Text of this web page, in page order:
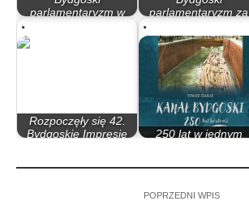
parlamentaryzm w
parlamentaryzm za
Rozpoczęły się 42.
Bydgoskie Impresje
250 lat w jednym
POPRZEDNI WPIS